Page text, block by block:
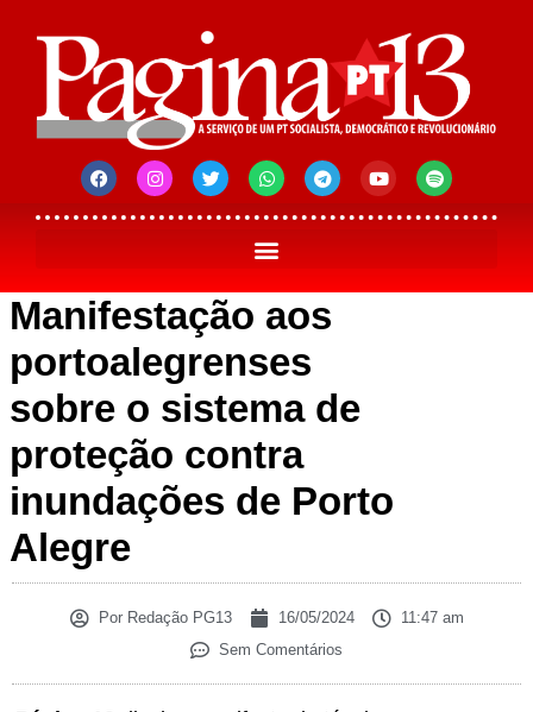
Manifestação aos
portoalegrenses
sobre o sistema de
proteção contra
inundações de Porto
Alegre
PorRedação PG13 16/05/2024
11:47 am
Sem Comentários